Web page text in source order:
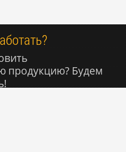
продукцию? Будем